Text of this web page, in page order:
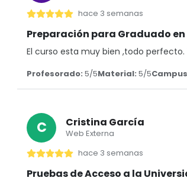
hace 3 semanas
Preparación para Graduado en
El curso esta muy bien ,todo perfecto.
Profesorado: 5/5Material: 5/5
C Cristina García
Web Externa
hace 3 semanas
Pruebas de Acceso a la